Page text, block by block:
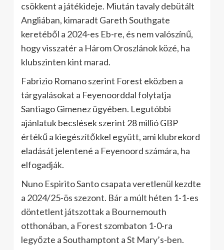
csökkent a játékideje. Miután tavaly debütált
Angliában, kimaradt Gareth Southgate
keretéből a 2024-es Eb-re, és nem valószínű,
hogy visszatér a Három Oroszlánok közé, ha
klubszinten kint marad.
Fabrizio Romano szerint Forest eközben a
tárgyalásokat a Feyenoorddal folytatja
Santiago Gimenez ügyében. Legutóbbi
ajánlatuk becslések szerint 28 millió GBP
értékű a kiegészítőkkel együtt, ami klubrekord
eladását jelentené a Feyenoord számára, ha
elfogadják.
Nuno Espirito Santo csapata veretlenül kezdte
a 2024/25-ös szezont. Bár a múlt héten 1-1-es
döntetlent játszottak a Bournemouth
otthonában, a Forest szombaton 1-0-ra
legyőzte a Southamptont a St Mary’s-ben.